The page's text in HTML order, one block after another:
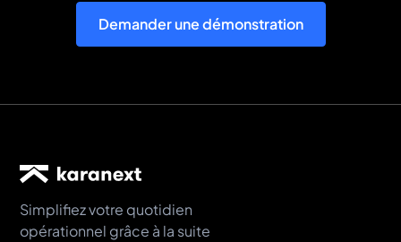
Demander une démonstration
Simplifiez votre quotidien
opérationnel grâce à la suite